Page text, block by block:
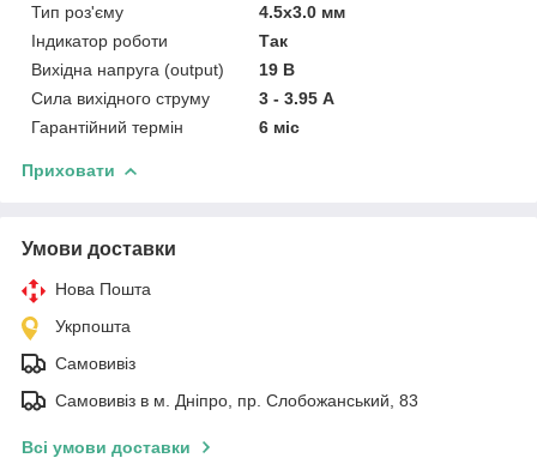
Тип роз'єму
4.5x3.0 мм
Індикатор роботи
Так
Вихідна напруга (output)
19 В
Сила вихідного струму
3 - 3.95 А
Гарантійний термін
6 міс
Приховати
Умови доставки
Нова Пошта
Укрпошта
Самовивіз
Самовивіз в м. Дніпро, пр. Слобожанський, 83
Всі умови доставки